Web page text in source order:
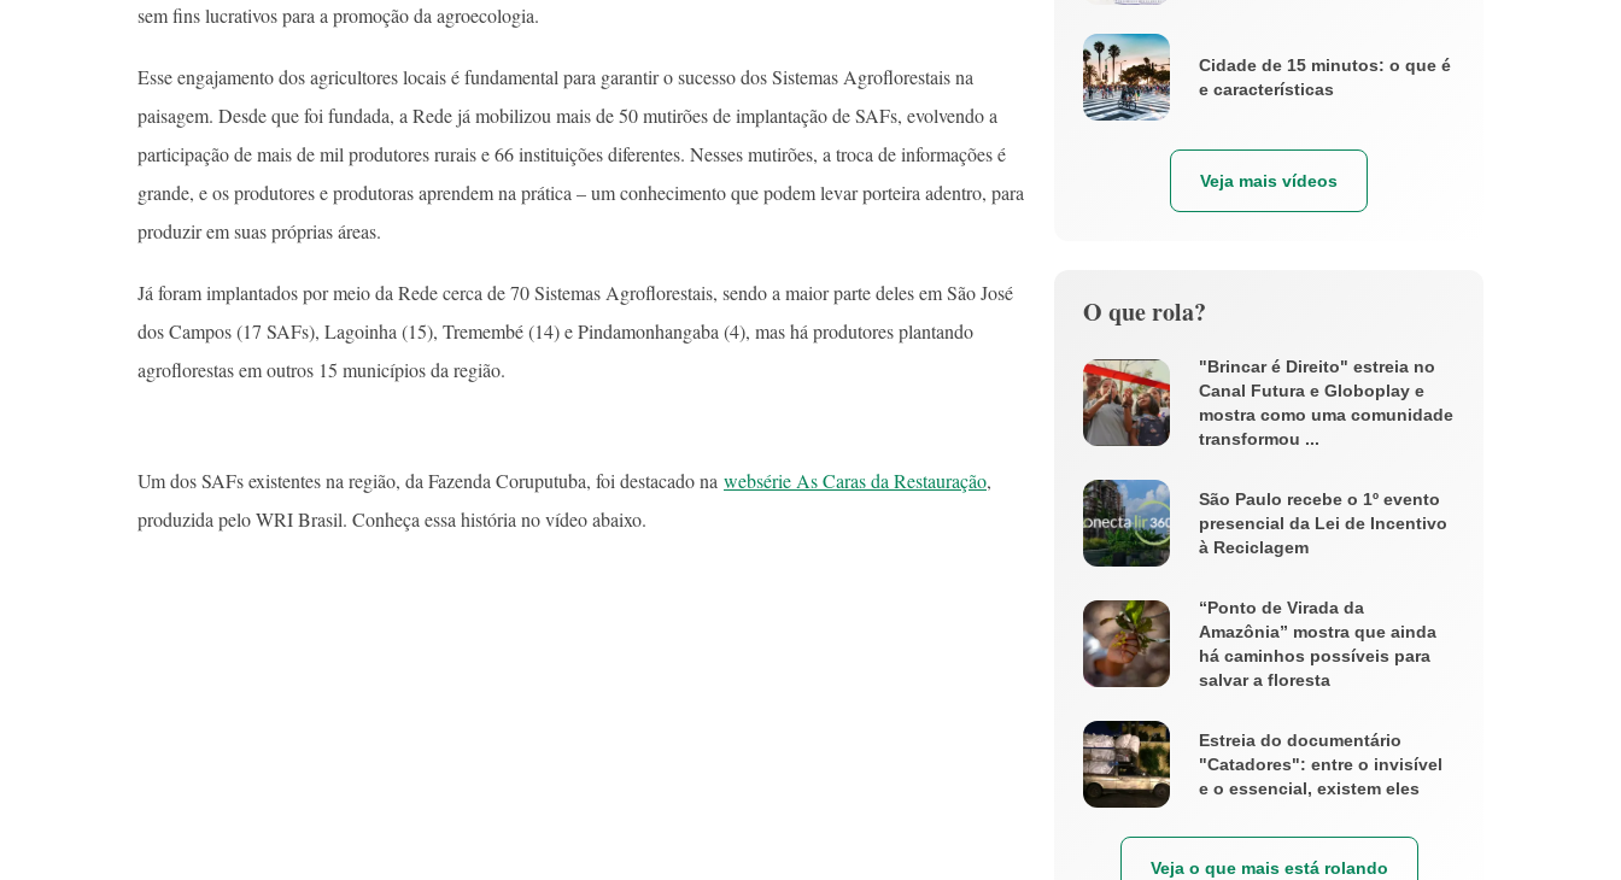
sem fins lucrativos para a promoção da agroecologia.
Esse engajamento dos agricultores locais é fundamental para garantir o sucesso dos Sistemas Agroflorestais na
paisagem. Desde que foi fundada, a Rede já mobilizou mais de 50 mutirões de implantação de SAFs, evolvendo a
participação de mais de mil produtores rurais e 66 instituições diferentes. Nesses mutirões, a troca de informações é
grande, e os produtores e produtoras aprendem na prática – um conhecimento que podem levar porteira adentro, para
produzir em suas próprias áreas.
Já foram implantados por meio da Rede cerca de 70 Sistemas Agroflorestais, sendo a maior parte deles em São José
dos Campos (17 SAFs), Lagoinha (15), Tremembé (14) e Pindamonhangaba (4), mas há produtores plantando
agroflorestas em outros 15 municípios da região.
Um dos SAFs existentes na região, da Fazenda Coruputuba, foi destacado na websérie As Caras da Restauração,
produzida pelo WRI Brasil. Conheça essa história no vídeo abaixo.
Cidade de 15 minutos: o que é
e características
Veja mais vídeos
O que rola?
"Brincar é Direito" estreia no
Canal Futura e Globoplay e
mostra como uma comunidade
transformou ...
São Paulo recebe o 1º evento
presencial da Lei de Incentivo
à Reciclagem
“Ponto de Virada da
Amazônia” mostra que ainda
há caminhos possíveis para
salvar a floresta
Estreia do documentário
"Catadores": entre o invisível
e o essencial, existem eles
Veja o que mais está rolando